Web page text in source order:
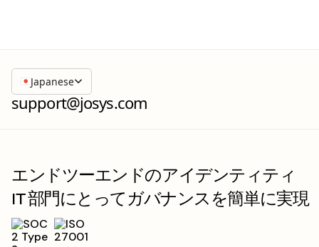
support@josys.com
Japanese
エンドツーエンドのアイデンティティ
IT 部門にとってガバナンスを簡単に実現